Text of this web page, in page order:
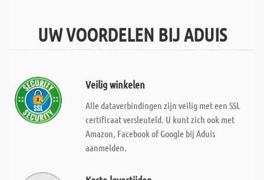
UW VOORDELEN BIJ ADUIS
Veilig winkelen
Alle dataverbindingen zijn veilig met een SSL
certificaat versleuteld. U kunt zich ook met
Amazon, Facebook of Google bij Aduis
aanmelden.